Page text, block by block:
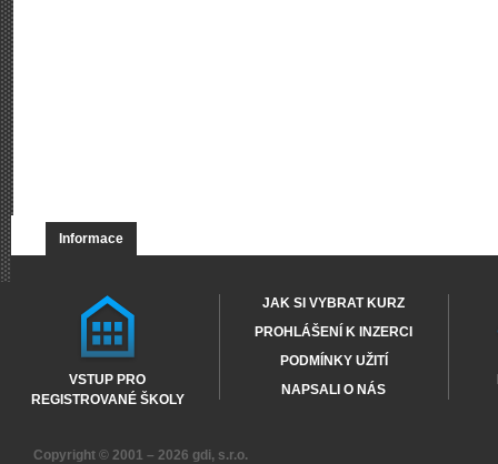
Informace
VSTUP PRO
REGISTROVANÉ ŠKOLY
JAK SI VYBRAT KURZ
PROHLÁŠENÍ K INZERCI
PODMÍNKY UŽITÍ
NAPSALI O NÁS
Copyright © 2001 – 2026 gdi, s.r.o.